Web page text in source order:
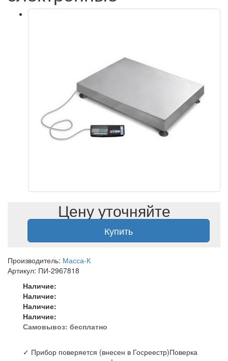
Цену уточняйте
Купить
Производитель: Масса-К
Артикул: ПИ-2967818
Наличие:
Наличие:
Наличие:
Наличие:
Самовывоз: бесплатно
✓ Прибор поверяется (внесен в Госреестр)Поверка